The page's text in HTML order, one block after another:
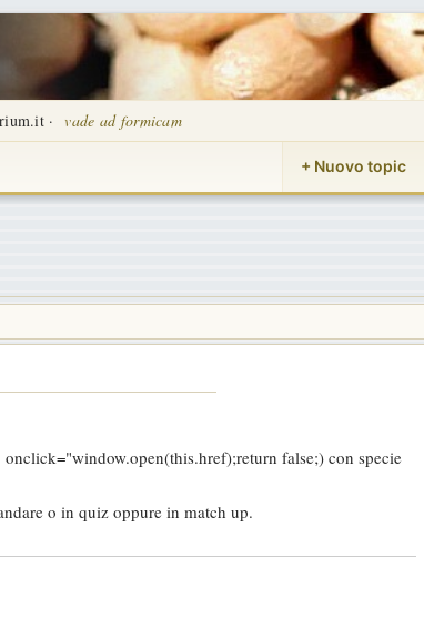
· vade ad formicam
+ Nuovo topic
onclick="window.open(this.href);return false;) con specie
o in quiz oppure in match up.